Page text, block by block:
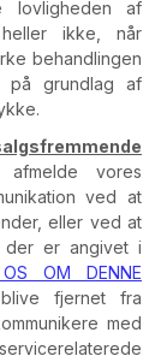
af
ikke, når
behandlingen
på grundlag af
vores
ved at
eller ved at
er angivet i
OM DENNE
fjernet fra
med